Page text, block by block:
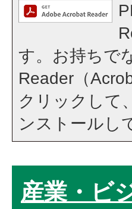
す。お持ちで
Reader（
クリックして
ンストールし
産業・ビ